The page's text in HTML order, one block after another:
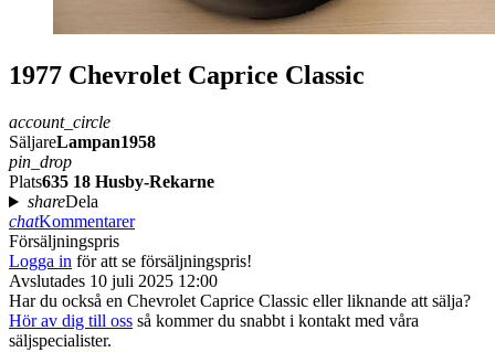
1977 Chevrolet Caprice Classic
account_circle
SäljareLampan1958
pin_drop
Plats635 18 Husby-Rekarne
shareDela
chatKommentarer
Försäljningspris
Logga in för att se försäljningspris!
Avslutades 10 juli 2025 12:00
Har du också en Chevrolet Caprice Classic eller liknande att sälja?
Hör av dig till oss så kommer du snabbt i kontakt med våra
säljspecialister.